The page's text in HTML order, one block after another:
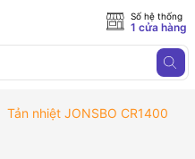
Số hệ thống
1 cửa hàng
Tản nhiệt JONSBO CR1400